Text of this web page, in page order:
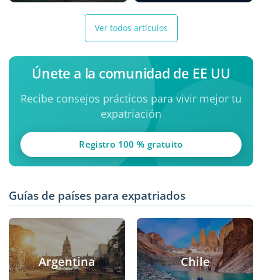
Ver todos artículos
Únete a la comunidad de EE UU
Recibe consejos prácticos para vivir mejor tu
expatriación
Registro 100 % gratuito
Guías de países para expatriados
Argentina Chile